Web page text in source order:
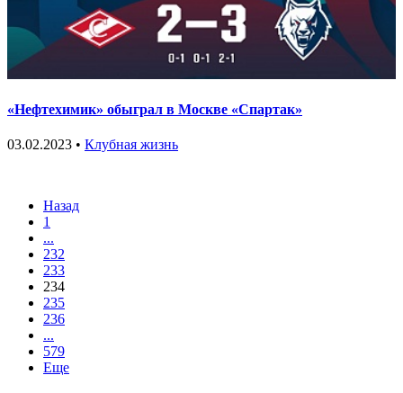
«Нефтехимик» обыграл в Москве «Спартак»
03.02.2023 • Клубная жизнь
Назад
1
...
232
233
234
235
236
...
579
Еще